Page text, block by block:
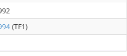
(TF1)